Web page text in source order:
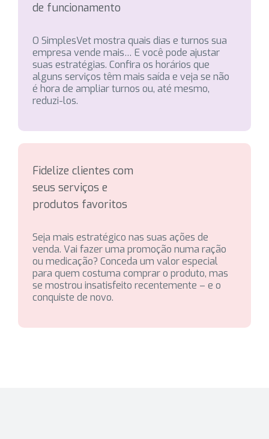
de funcionamento
O SimplesVet mostra quais dias e turnos sua
empresa vende mais… E você pode ajustar
suas estratégias. Confira os horários que
alguns serviços têm mais saída e veja se não
é hora de ampliar turnos ou, até mesmo,
reduzi-los.
Fidelize clientes com
seus serviços e
produtos favoritos
Seja mais estratégico nas suas ações de
venda. Vai fazer uma promoção numa ração
ou medicação? Conceda um valor especial
para quem costuma comprar o produto, mas
se mostrou insatisfeito recentemente – e o
conquiste de novo.